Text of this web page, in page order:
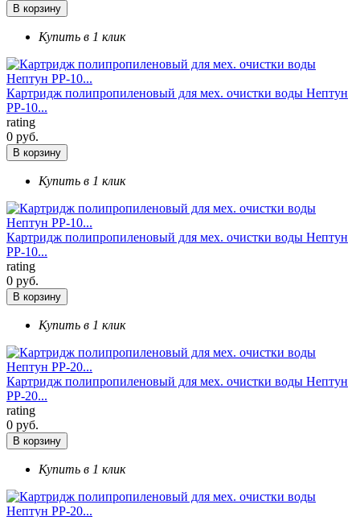
В корзину
Купить в 1 клик
Картридж полипропиленовый для мех. очистки воды Нептун
РР-10...
rating
0 руб.
В корзину
Купить в 1 клик
Картридж полипропиленовый для мех. очистки воды Нептун
РР-10...
rating
0 руб.
В корзину
Купить в 1 клик
Картридж полипропиленовый для мех. очистки воды Нептун
РР-20...
rating
0 руб.
В корзину
Купить в 1 клик